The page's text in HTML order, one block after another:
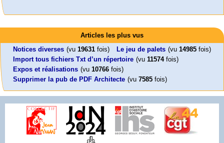
Foutez-nous la paix !
Aujourd’hui, mercredi 18 mars 2026, le président de la République
Emmanuel (…)
Leonard Peltier libre !
Leonard Peltier, un Amérindien condamné deux fois à la prison à vie pour
un (…)
En Pays-de-la-Loire le couperet est tombé !
« La présidente Horizons de la région Pays de la Loire veut faire voter ce (…)
Mon CV... Cette perle indique une nouveauté, ou le dernier travail (…)
Articles les plus vus
Notices diverses (vu 19631 fois) Le jeu de palets (vu 14985 fois)
Import tous fichiers Txt d’un répertoire (vu 11574fois)
Expos et réalisations (vu 10766 fois)
Supprimer la pub de PDF Architecte (vu 7585 fois)